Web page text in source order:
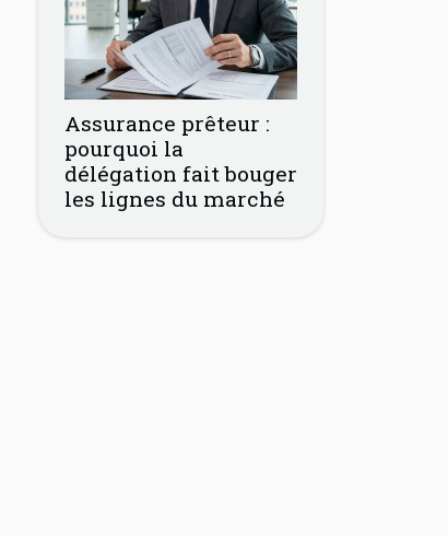
Assurance prêteur :
pourquoi la
délégation fait bouger
les lignes du marché